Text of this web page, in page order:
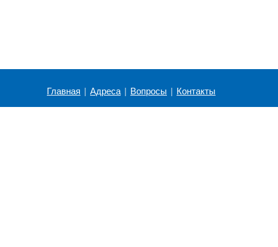
Главная | Адреса | Вопросы | Контакты